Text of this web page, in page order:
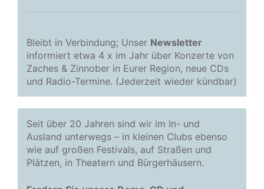
Bleibt in Verbindung; Unser Newsletter
informiert etwa 4 x im Jahr über Konzerte von
Zaches & Zinnober in Eurer Region, neue CDs
und Radio-Termine. (Jederzeit wieder kündbar)
Seit über 20 Jahren sind wir im In- und
Ausland unterwegs – in kleinen Clubs ebenso
wie auf großen Festivals, auf Straßen und
Plätzen, in Theatern und Bürgerhäusern.